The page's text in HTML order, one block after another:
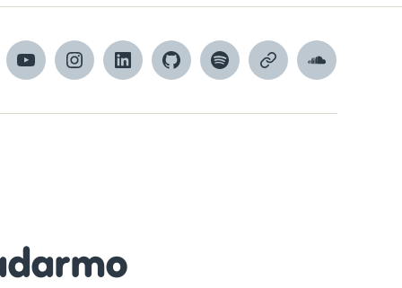
YouTubeInstagramLinkedInGitHubSpotifyApple
SoundCloud